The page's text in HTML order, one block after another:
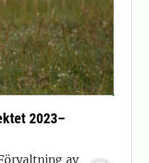
2023–
av